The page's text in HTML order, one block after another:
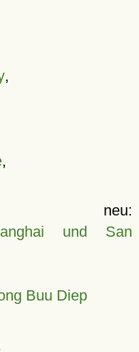
,
,
und San
Buu Diep